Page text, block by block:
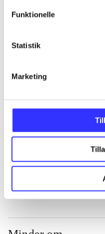
Funktionelle
Statistik
Marketing